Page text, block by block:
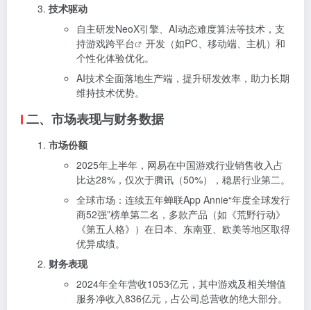
技术驱动
自主研发NeoX引擎、AI动态难度算法等技术，支
持游戏跨平台
开发（如PC、移动端、主机）和
个性化体验优化。
AI技术全面落地生产端，提升研发效率，助力长期
维持技术优势。
二、市场表现与财务数据
市场份额
2025年上半年，网易在中国游戏行业销售收入占
比达28%，仅次于腾讯（50%），稳居行业第二。
全球市场：连续五年蝉联App Annie“年度全球发行
商52强”榜单第二名，多款产品（如《荒野行动》
《第五人格》）在日本、东南亚、欧美等地区取得
优异成绩。
财务表现
2024年全年营收1053亿元，其中游戏及相关增值
服务净收入836亿元，占公司总营收的绝大部分。